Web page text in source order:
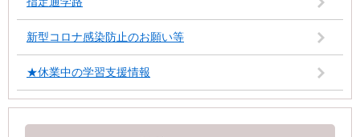
新型コロナ感染防止のお願い等
★休業中の学習支援情報